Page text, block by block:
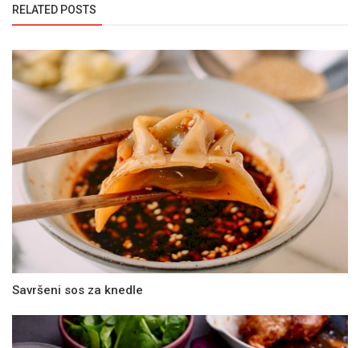
RELATED POSTS
Savršeni sos za knedle